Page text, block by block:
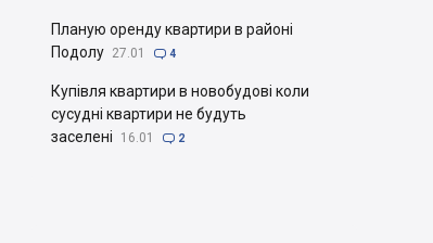
Планую оренду квартири в районі
Подолу 27.01  4
Купівля квартири в новобудові коли
сусудні квартири не будуть
заселені
16.01  2